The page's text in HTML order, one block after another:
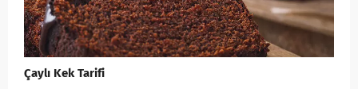
Çaylı Kek Tarifi